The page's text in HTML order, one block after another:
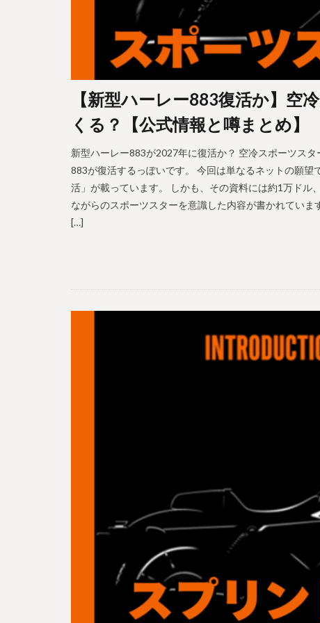
【新型ハーレー883復活か】空
くる？【公式情報と噂まとめ】
新型ハーレー883が2027年に復活か？ 空冷スポーツス
883が復活するっぽいです。 今回は単なるネットの願
活」が載っています。 しかも、その資料には約1万ド
ながらのスポーツスターを意識した内容が書かれてい
[…]